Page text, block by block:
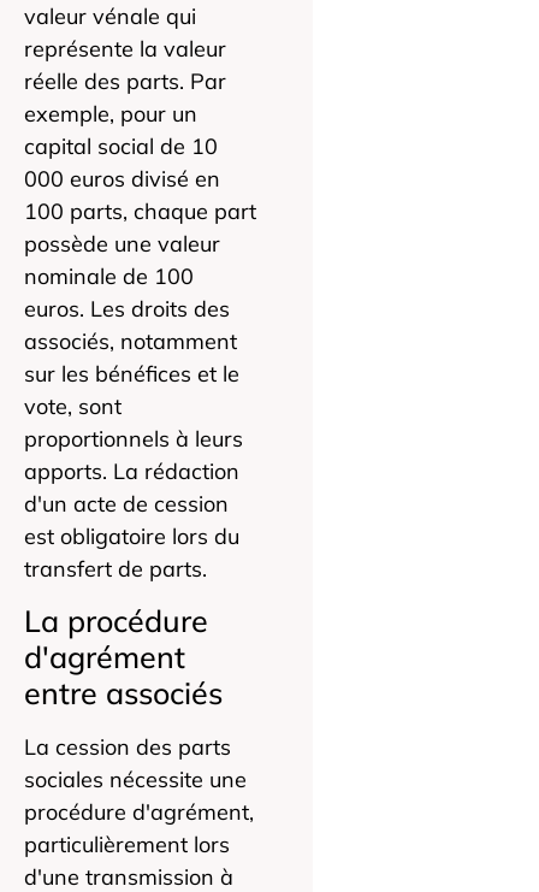
valeur vénale qui
représente la valeur
réelle des parts. Par
exemple, pour un
capital social de 10
000 euros divisé en
100 parts, chaque part
possède une valeur
nominale de 100
euros. Les droits des
associés, notamment
sur les bénéfices et le
vote, sont
proportionnels à leurs
apports. La rédaction
d'un acte de cession
est obligatoire lors du
transfert de parts.
La procédure
d'agrément
entre associés
La cession des parts
sociales nécessite une
procédure d'agrément,
particulièrement lors
d'une transmission à